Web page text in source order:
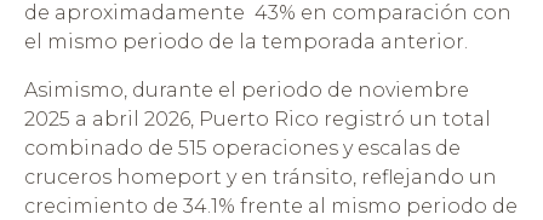
de aproximadamente 43% en comparación con
el mismo periodo de la temporada anterior.
Asimismo, durante el periodo de noviembre
2025 a abril 2026, Puerto Rico registró un total
combinado de 515 operaciones y escalas de
cruceros homeport y en tránsito, reflejando un
crecimiento de 34.1% frente al mismo periodo de